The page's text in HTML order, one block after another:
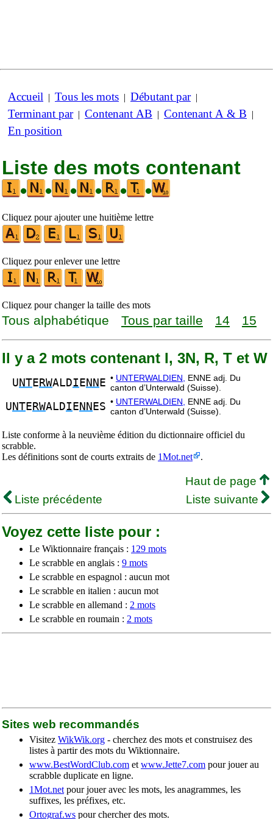
Accueil | Tous les mots | Débutant par|
Terminant par| Contenant AB | Contenant A & B |
En position
Liste des mots contenant
•
• • • • •
Cliquez pour ajouter une huitième lettre
Cliquez pour enlever une lettre
Cliquez pour changer la taille des mots
Tous alphabétique Tous par taille 14 15
Il y a 2 mots contenant I, 3N, R, T et W
U NTE RWALDI E NN E • UNTERWALDIEN,
ENNE adj. Du
canton d’Unterwald (Suisse).
U NTE RWALDI E NN ES • UNTERWALDIEN,
ENNE adj. Du
canton d’Unterwald (Suisse).
Liste conforme à la neuvième édition du dictionnaire officiel du
scrabble.
Les définitions sont de courts extraits de 1Mot.net .
Haut de page
Liste précédente
Liste suivante
Voyez cette liste pour :
Le Wiktionnaire français : 129 mots
Le scrabble en anglais : 9 mots
Le scrabble en espagnol : aucun mot
Le scrabble en italien : aucun mot
Le scrabble en allemand : 2 mots
Le scrabble en roumain : 2 mots
Sites web recommandés
Visitez WikWik.org - cherchez des mots et construisez des
listes à partir des mots du Wiktionnaire.
www.BestWordClub.com et www.Jette7.com pour jouer au
scrabble duplicate en ligne.
1Mot.net pour jouer avec les mots, les anagrammes, les
suffixes, les préfixes, etc.
Ortograf.ws pour chercher des mots.